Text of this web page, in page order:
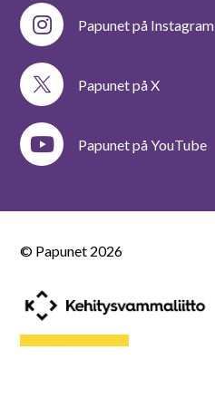
Papunet på Instagram
Papunet på X
Papunet på YouTube
© Papunet 2026